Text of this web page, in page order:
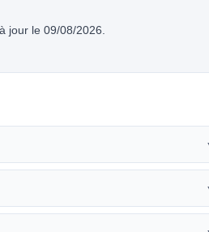
jour le 09/08/2026.